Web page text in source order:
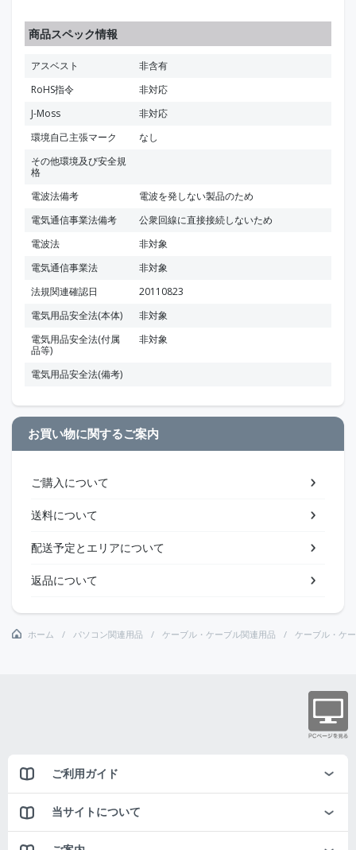
商品スペック情報
アスベスト
非含有
RoHS指令
非対応
J-Moss
非対応
環境自己主張マーク
なし
その他環境及び安全規
格
電波法備考
電波を発しない製品のため
電気通信事業法備考
公衆回線に直接接続しないため
電波法
非対象
電気通信事業法
非対象
法規関連確認日
20110823
電気用品安全法(本体)
非対象
電気用品安全法(付属
品等)
非対象
電気用品安全法(備考)
お買い物に関するご案内
ご購入について
送料について
配送予定とエリアについて
返品について
ホーム パソコン関連用品 ケーブル・ケーブル関連用品 ケーブル・ケ
ご利用ガイド
当サイトについて